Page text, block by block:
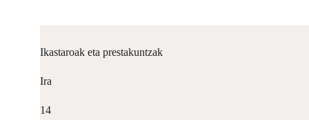
Ikastaroak eta prestakuntzak
Ira
14